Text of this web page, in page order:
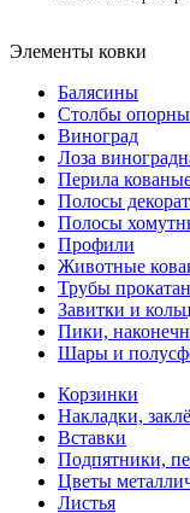
Элементы ковки
Балясины
Столбы
Виноград
Лоза
Перила
Полосы
Полосы
Профили
Животные
Трубы
Завитки и
Пики,
Шары и
Корзинки
Накладки,
Вставки
Подпятники,
Цветы
Листья